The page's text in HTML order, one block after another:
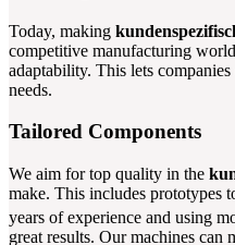
Today, making
competitive manufacturing
adaptability. This lets
needs.
Tailored Components
We aim for top quality in the
make. This includes prototypes
years of experience and using
great results. Our machines